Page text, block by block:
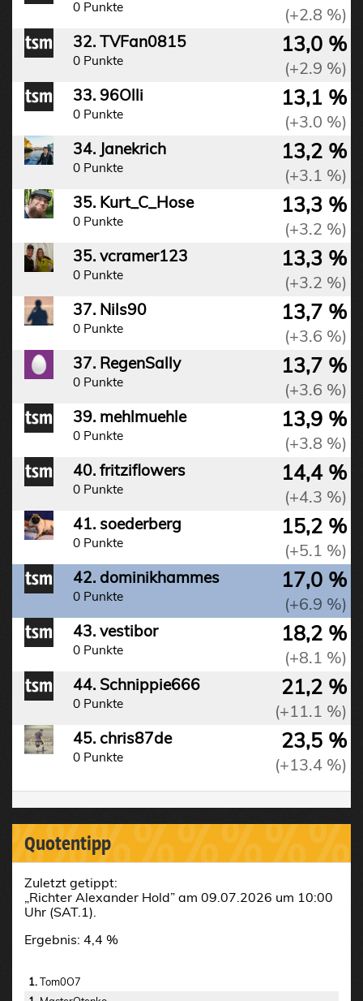
0 Punkte (+2.8 %)
32. TVFan0815
0 Punkte
13,0 %
(+2.9 %)
33. 96Olli
0 Punkte
13,1 %
(+3.0 %)
34. Janekrich
0 Punkte
13,2 %
(+3.1 %)
35. Kurt_C_Hose
0 Punkte
13,3 %
(+3.2 %)
35. vcramer123
0 Punkte
13,3 %
(+3.2 %)
37. Nils90
0 Punkte
13,7 %
(+3.6 %)
37. RegenSally
0 Punkte
13,7 %
(+3.6 %)
39. mehlmuehle
0 Punkte
13,9 %
(+3.8 %)
40. fritziflowers
0 Punkte
14,4 %
(+4.3 %)
41. soederberg
0 Punkte
15,2 %
(+5.1 %)
42. dominikhammes
0 Punkte
17,0 %
(+6.9 %)
43. vestibor
0 Punkte
18,2 %
(+8.1 %)
44. Schnippie666
0 Punkte
21,2 %
(+11.1 %)
45. chris87de
0 Punkte
23,5 %
(+13.4 %)
Quotentipp
Zuletzt getippt:
„Richter Alexander Hold” am 09.07.2026 um 10:00
Uhr (SAT.1).
Ergebnis: 4,4 %
1.Tom0O7